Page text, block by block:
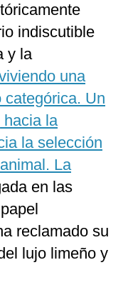
indiscutible
y la
una
categórica. Un
hacia la
la selección
La
en las
reclamado su
lujo limeño y